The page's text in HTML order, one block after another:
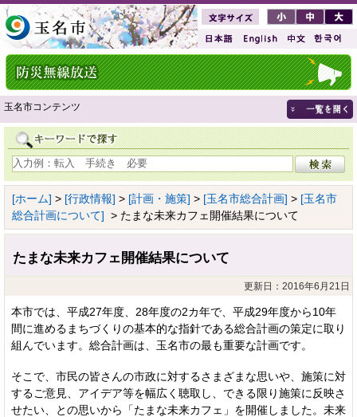
玉名市コンテンツ
[ホーム] > [行政情報] > [計画・施策] > [玉名市総合計画] > [玉名市
総合計画について] > たまな未来カフェ開催結果について
たまな未来カフェ開催結果について
更新日：2016年6月21日
本市では、平成27年度、28年度の2カ年で、平成29年度から10年
間に進めるまちづくりの基本的な指針である総合計画の策定に取り
組んでいます。総合計画は、玉名市の最も重要な計画です。
そこで、市民の皆さんの市政に対するさまざまな思いや、施策に対
するご意見、アイデア等を幅広く聴取し、できる限り施策に反映さ
せたい、との思いから「たまな未来カフェ」を開催しました。未来